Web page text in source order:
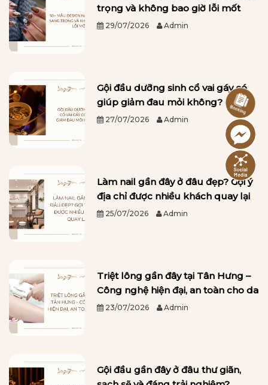
trọng và không bao giờ lỗi mốt
29/07/2026 Admin
Gội đầu dưỡng sinh cổ vai gáy có
giúp giảm đau mỏi không?
27/07/2026 Admin
Làm nail gần đây ở đâu đẹp? Gợi ý
địa chỉ được nhiều khách quay lại
25/07/2026 Admin
Triệt lông gần đây tại Tân Hưng –
Công nghệ hiện đại, an toàn cho da
23/07/2026 Admin
Gội đầu gần đây ở đâu thư giãn,